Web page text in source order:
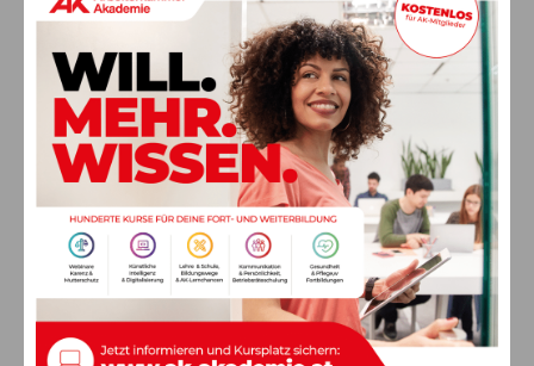
und 18. November, wenn der Leoniden-Meteorstrom am
Himmel zu sehen ist. Zuletzt begeistern dann die Geminiden in
der Nacht vom13. auf den 14. Dezember und die Ursiden
21. auf den 22. Dezember.
Vorheriger Artikel
Team Kärnten/Köfer: Strom-
Netzkosten müssen
bundesweit einheitlich geregelt
werden
Nächster Artikel
Älteste Gemein­de­bür­gerin
Herma­gors feierte ihren 103.
Geburtstag
AKTUELLES